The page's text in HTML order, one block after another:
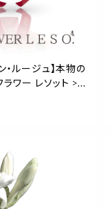
・ルージュ】本物の
ワー レソット >
職・成人式 祝い
バー 国産 消臭